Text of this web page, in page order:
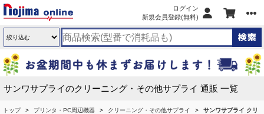
ログイン
新規会員登録(無料)
サンワサプライのクリーニング・その他サプライ 通販 一覧
トップ プリンタ・PC周辺機器 クリーニング・その他サプライ
サンワサプライ クリ